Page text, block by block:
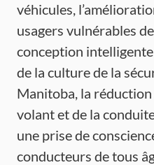
véhicules,
usagers vulnérables
conception
de la culture de la
Manitoba, la
volant et de la
une prise de
conducteurs de tous